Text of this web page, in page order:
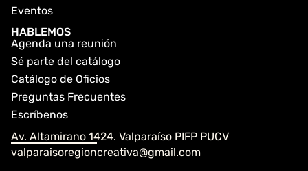
Eventos
HABLEMOS
Agenda una reunión
Sé parte del catálogo
Catálogo de Oficios
Preguntas Frecuentes
Escríbenos
Av. Altamirano 1424. Valparaíso PIFP PUCV
valparaisoregioncreativa@gmail.com